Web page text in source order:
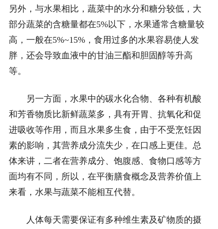
另外，与水果相比，蔬菜中的水分和糖分较低，大
部分蔬菜的含糖量都在5%以下，水果通常含糖量较
高，一般在5%~15%，食用过多的水果容易使人发
胖，还会导致血液中的甘油三酯和胆固醇等升高
等。
另一方面，水果中的碳水化合物、各种有机酸
和芳香物质比新鲜蔬菜多，具有开胃、抗氧化和促
进吸收等作用，而且水果多生食，由于不受烹饪因
素的影响，其营养成分流失少，在口感上更佳。总
体来讲，二者在营养成分、饱腹感、食物口感等方
面均有不同，所以，在平衡膳食概念及营养价值上
来看，水果与蔬菜不能相互代替。
人体每天需要保证有多种维生素及矿物质的摄